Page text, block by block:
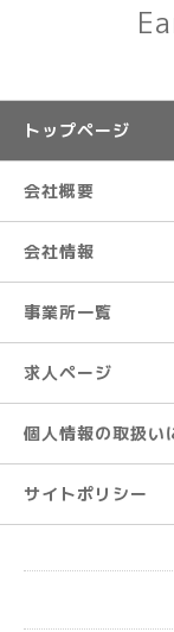
トップページ
会社概要
会社情報
事業所一覧
求人ページ
個人情報の取扱い
サイトポリシー